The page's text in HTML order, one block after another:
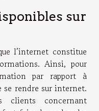
sur
l’internet constitue
Ainsi, pour
par rapport à
se rendre sur internet.
concernant